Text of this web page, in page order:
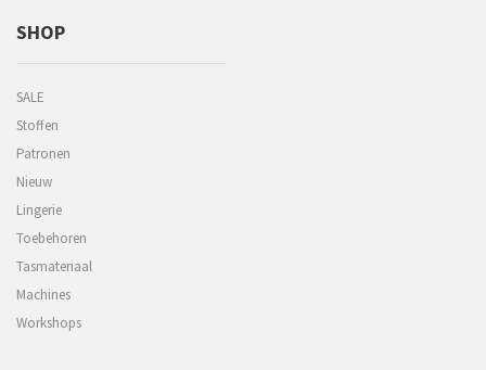
SHOP
SALE
Stoffen
Patronen
Nieuw
Lingerie
Toebehoren
Tasmateriaal
Machines
Workshops